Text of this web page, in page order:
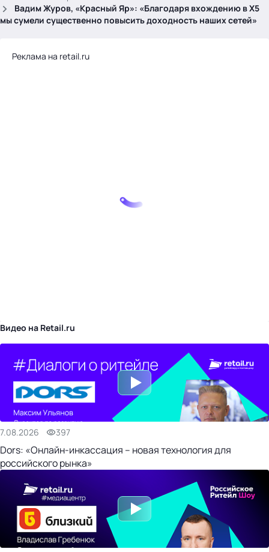
Вадим Журов, «Красный Яр»: «Благодаря вхождению в X5
мы сумели существенно повысить доходность наших сетей»
Реклама на retail.ru
Видео на Retail.ru
7.08.2026 397
Dors: «Онлайн-инкассация – новая технология для
российского рынка»